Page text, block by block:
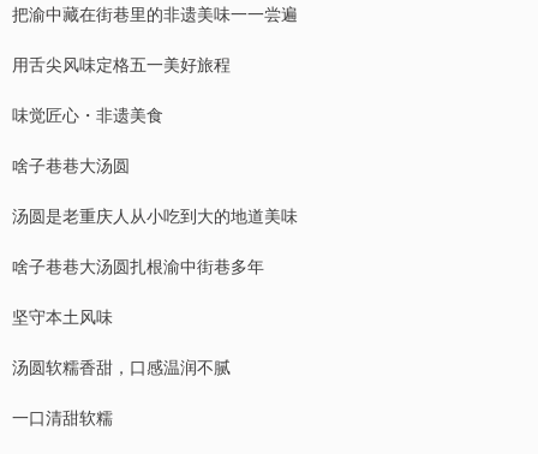
把渝中藏在街巷里的非遗美味一一尝遍
用舌尖风味定格五一美好旅程
味觉匠心・非遗美食
啥子巷巷大汤圆
汤圆是老重庆人从小吃到大的地道美味
啥子巷巷大汤圆扎根渝中街巷多年
坚守本土风味
汤圆软糯香甜，口感温润不腻
一口清甜软糯